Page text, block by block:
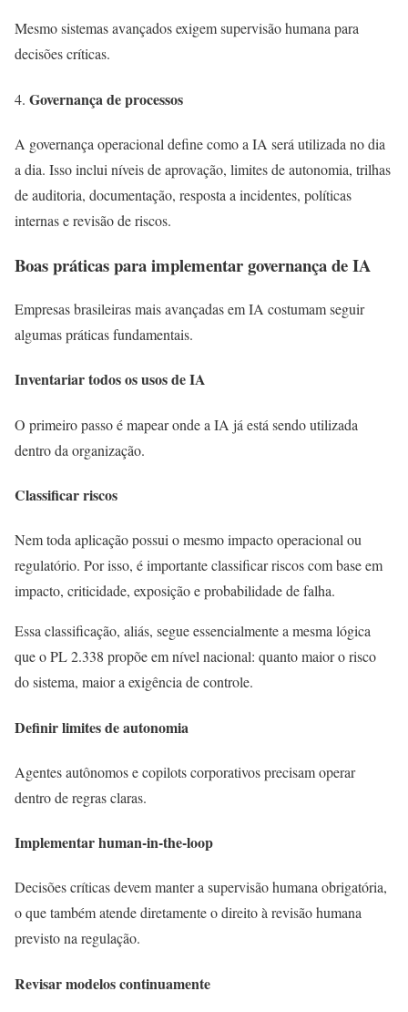
Mesmo sistemas avançados exigem supervisão humana para
decisões críticas.
Governança de processos
A governança operacional define como a IA será utilizada no dia
a dia. Isso inclui níveis de aprovação, limites de autonomia, trilhas
de auditoria, documentação, resposta a incidentes, políticas
internas e revisão de riscos.
Boas práticas para implementar governança de IA
Empresas brasileiras mais avançadas em IA costumam seguir
algumas práticas fundamentais.
Inventariar todos os usos de IA
O primeiro passo é mapear onde a IA já está sendo utilizada
dentro da organização.
Classificar riscos
Nem toda aplicação possui o mesmo impacto operacional ou
regulatório. Por isso, é importante classificar riscos com base em
impacto, criticidade, exposição e probabilidade de falha.
Essa classificação, aliás, segue essencialmente a mesma lógica
que o PL 2.338 propõe em nível nacional: quanto maior o risco
do sistema, maior a exigência de controle.
Definir limites de autonomia
Agentes autônomos e copilots corporativos precisam operar
dentro de regras claras.
Implementar human-in-the-loop
Decisões críticas devem manter a supervisão humana obrigatória,
o que também atende diretamente o direito à revisão humana
previsto na regulação.
Revisar modelos continuamente